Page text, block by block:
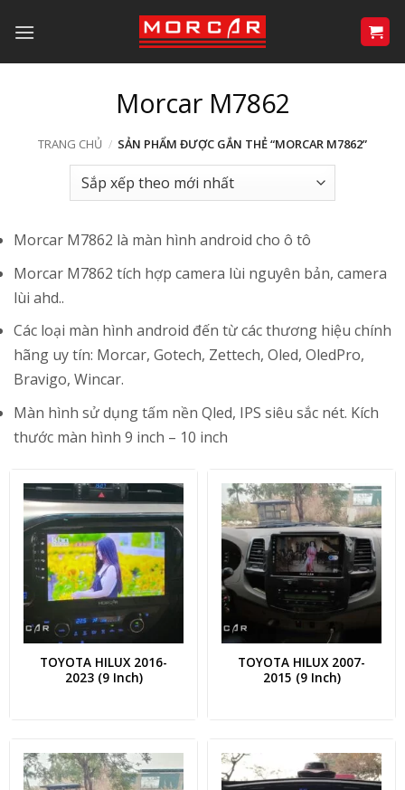
qua
nội
Morcar M7862
TRANG CHỦ / SẢN PHẨM ĐƯỢC GẮN THẺ “MORCAR M7862”
Morcar M7862 là màn hình android cho ô tô
Morcar M7862 tích hợp camera lùi nguyên bản, camera
lùi ahd..
Các loại màn hình android đến từ các thương hiệu chính
hãng uy tín: Morcar, Gotech, Zettech, Oled, OledPro,
Bravigo, Wincar.
Màn hình sử dụng tấm nền Qled, IPS siêu sắc nét. Kích
thước màn hình 9 inch – 10 inch
TOYOTA HILUX 2016-
2023 (9 Inch)
TOYOTA HILUX 2007-
2015 (9 Inch)